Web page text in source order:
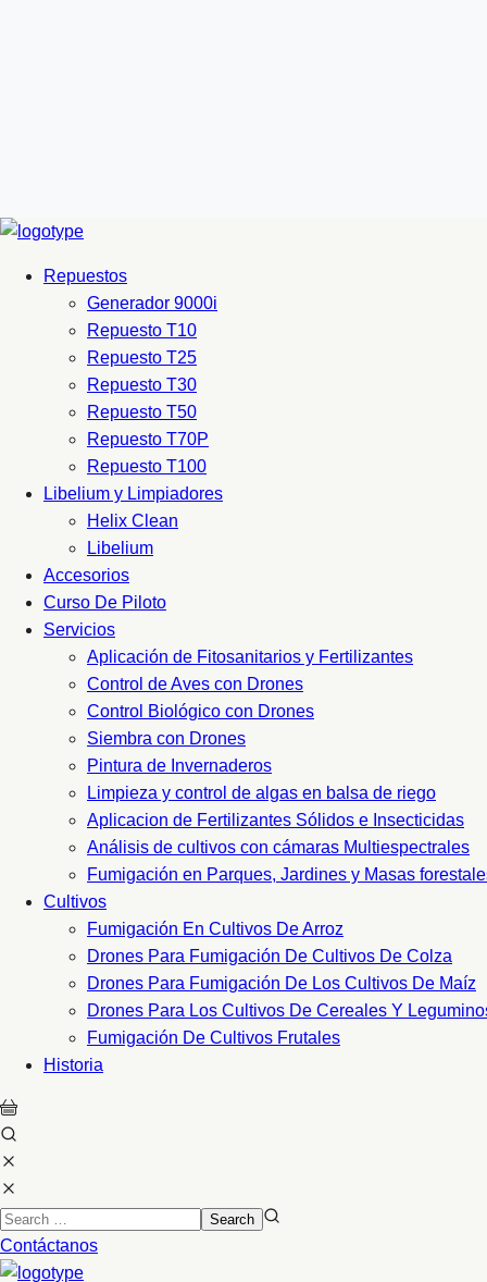
Repuestos
Generador 9000i
Repuesto T10
Repuesto T25
Repuesto T30
Repuesto T50
Repuesto T70P
Repuesto T100
Libelium y Limpiadores
Helix Clean
Libelium
Accesorios
Curso De Piloto
Servicios
Aplicación de Fitosanitarios y Fertilizantes
Control de Aves con Drones
Control Biológico con Drones
Siembra con Drones
Pintura de Invernaderos
Limpieza y control de algas en balsa de riego
Aplicacion de Fertilizantes Sólidos e Insecticidas
Análisis de cultivos con cámaras Multiespectrales
Fumigación en Parques, Jardines y Masas
Cultivos
Fumigación En Cultivos De Arroz
Drones Para Fumigación De Cultivos De Colza
Drones Para Fumigación De Los Cultivos De Maíz
Drones Para Los Cultivos De Cereales Y
Fumigación De Cultivos Frutales
Historia
Contáctanos